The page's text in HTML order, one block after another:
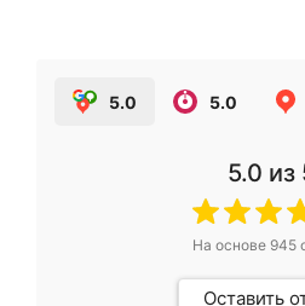
5.0 5.0
5.0 из
На основе 945
Оставить